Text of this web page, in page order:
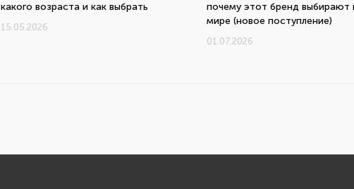
какого возраста и как выбрать
15.05.2026
почему этот бренд выбирают
мире (новое поступление)
01.07.2026